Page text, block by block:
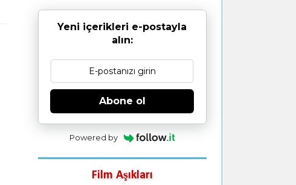
Yeni içerikleri e-postayla
alın:
Abone ol
Powered by
Film Aşıkları